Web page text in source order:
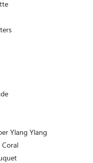
Ylang Ylang
Coral